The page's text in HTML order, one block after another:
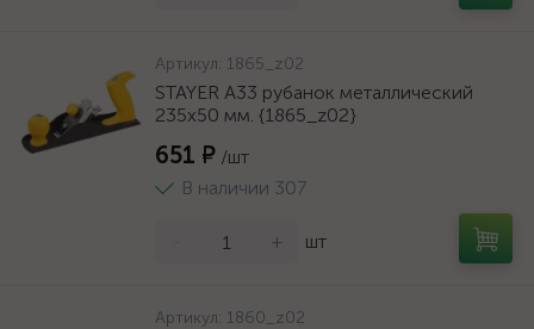
Артикул: 1865_z02
STAYER А33 рубанок металлический
235х50 мм. {1865_z02}
651 ₽ /шт
В наличии 307
+ шт
Артикул: 1860_z02